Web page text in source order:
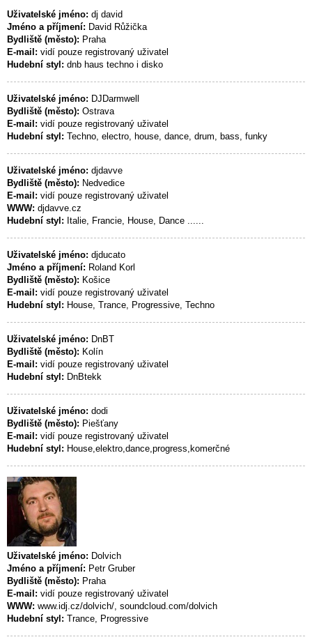
Uživatelské jméno: dj david
Jméno a příjmení: David Růžička
Bydliště (město): Praha
E-mail: vidí pouze registrovaný uživatel
Hudební styl: dnb haus techno i disko
Uživatelské jméno: DJDarmwell
Bydliště (město): Ostrava
E-mail: vidí pouze registrovaný uživatel
Hudební styl: Techno, electro, house, dance, drum, bass, funky
Uživatelské jméno: djdavve
Bydliště (město): Nedvedice
E-mail: vidí pouze registrovaný uživatel
WWW: djdavve.cz
Hudební styl: Italie, Francie, House, Dance ......
Uživatelské jméno: djducato
Jméno a příjmení: Roland Korl
Bydliště (město): Košice
E-mail: vidí pouze registrovaný uživatel
Hudební styl: House, Trance, Progressive, Techno
Uživatelské jméno: DnBT
Bydliště (město): Kolín
E-mail: vidí pouze registrovaný uživatel
Hudební styl: DnBtekk
Uživatelské jméno: dodi
Bydliště (město): Piešťany
E-mail: vidí pouze registrovaný uživatel
Hudební styl: House,elektro,dance,progress,komerčné
Uživatelské jméno: Dolvich
Jméno a příjmení: Petr Gruber
Bydliště (město): Praha
E-mail: vidí pouze registrovaný uživatel
WWW: www.idj.cz/dolvich/, soundcloud.com/dolvich
Hudební styl: Trance, Progressive